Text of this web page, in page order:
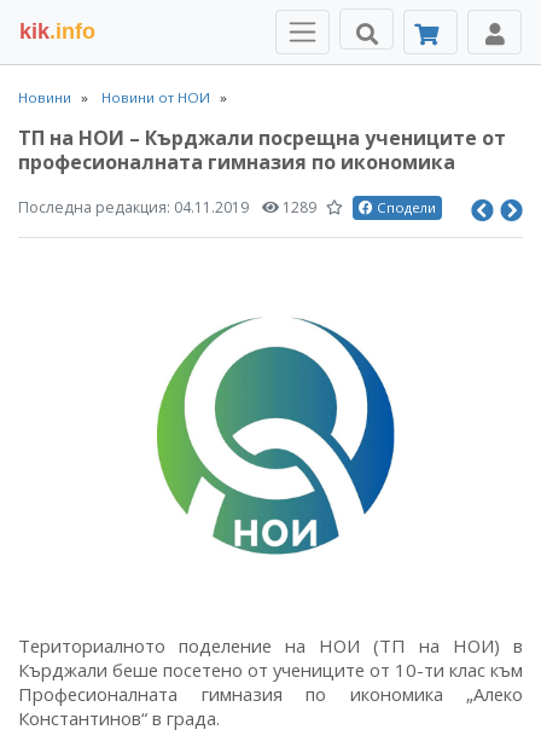
kik.info
Новини Новини от НОИ
ТП на НОИ – Кърджали посрещна учениците от
професионалната гимназия по икономика
Последна редакция: 04.11.2019 1289 Сподели
Териториалното поделение на НОИ (ТП на НОИ) в
Кърджали беше посетено от учениците от 10-ти клас към
Професионалната гимназия по икономика „Алеко
Константинов“ в града.